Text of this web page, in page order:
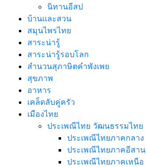
นิทานอีสป
บ้านและสวน
สมุนไพรไทย
สาระน่ารู้
สาระน่ารู้รอบโลก
สำนวนสุภาษิตคำพังเพย
สุขภาพ
อาหาร
เคล็ดลับคู่ครัว
เมืองไทย
ประเพณีไทย วัฒนธรรมไทย
ประเพณีไทยภาคกลาง
ประเพณีไทยภาคอีสาน
ประเพณีไทยภาคเหนือ